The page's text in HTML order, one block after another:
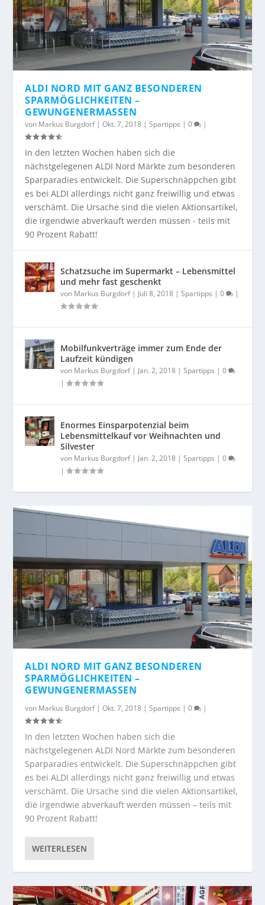
ALDI NORD MIT GANZ BESONDEREN
SPARMÖGLICHKEITEN –
GEWUNGENERMASSEN
von Markus Burgdorf|Okt. 7, 2018 |Spartipps |0 |
In den letzten Wochen haben sich die
nächstgelegenen ALDI Nord Märkte zum besonderen
Sparparadies entwickelt. Die Superschnäppchen gibt
es bei ALDI allerdings nicht ganz freiwillig und etwas
verschämt. Die Ursache sind die vielen Aktionsartikel,
die irgendwie abverkauft werden müssen - teils mit
90 Prozent Rabatt!
Schatzsuche im Supermarkt – Lebensmittel
und mehr fast geschenkt
von Markus Burgdorf| Juli 8, 2018 |Spartipps |0 |
Mobilfunkverträge immer zum Ende der
Laufzeit kündigen
von Markus Burgdorf| Jan. 2, 2018 |Spartipps |0
|
Enormes Einsparpotenzial beim
Lebensmittelkauf vor Weihnachten und
Silvester
von Markus Burgdorf| Jan. 2, 2018 |Spartipps |0
|
ALDI NORD MIT GANZ BESONDEREN
SPARMÖGLICHKEITEN –
GEWUNGENERMASSEN
von Markus Burgdorf|Okt. 7, 2018 |Spartipps |0 |
In den letzten Wochen haben sich die
nächstgelegenen ALDI Nord Märkte zum besonderen
Sparparadies entwickelt. Die Superschnäppchen gibt
es bei ALDI allerdings nicht ganz freiwillig und etwas
verschämt. Die Ursache sind die vielen Aktionsartikel,
die irgendwie abverkauft werden müssen – teils mit
90 Prozent Rabatt!
WEITERLESEN